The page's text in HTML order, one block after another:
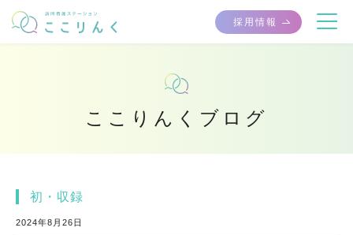
採用情報
ここりんくブログ
初・収録
2024年8月26日